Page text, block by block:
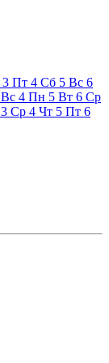
3 Пт 4 Сб 5 Вс 6
Вс 4 Пн 5 Вт 6 Ср
3 Ср 4 Чт 5 Пт 6